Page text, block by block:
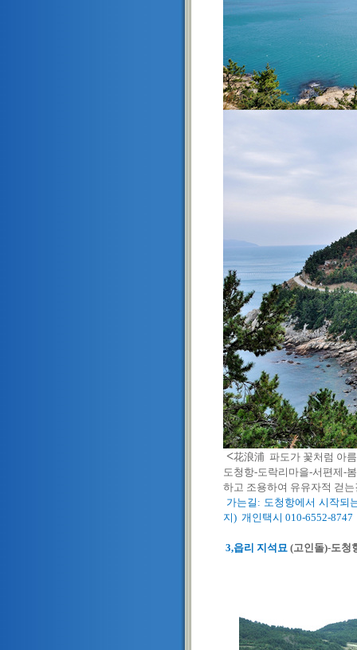
<花浪浦 파도가 꽃처럼 아
도청항-도락리마을-서편제-
하고 조용하여 유유자적 걷
가는길: 도청항에서 시작되
지) 개인택시 010-6552-
3,읍리 지석묘 (고인돌)-도청